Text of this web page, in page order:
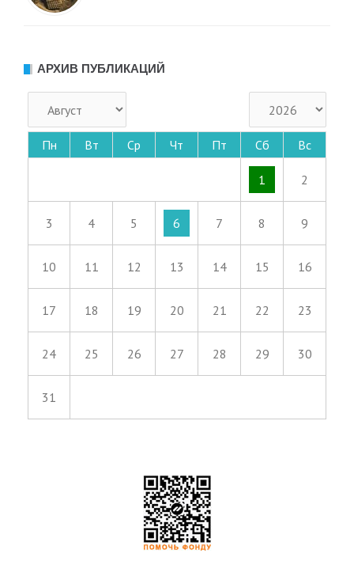
АРХИВ ПУБЛИКАЦИЙ
Пн Вт Ср Чт Пт Сб Вс
1 2
3 4 5 6 7 8 9
10 11 12 13 14 15 16
17 18 19 20 21 22 23
24 25 26 27 28 29 30
31